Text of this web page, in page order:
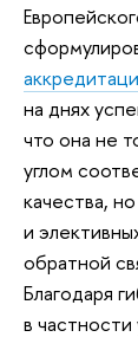
на днях
что она не
углом
качества,
и
обратной
Благодаря
в